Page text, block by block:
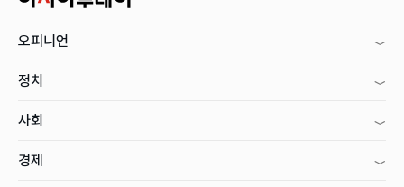
오피니언
정치
사회
경제